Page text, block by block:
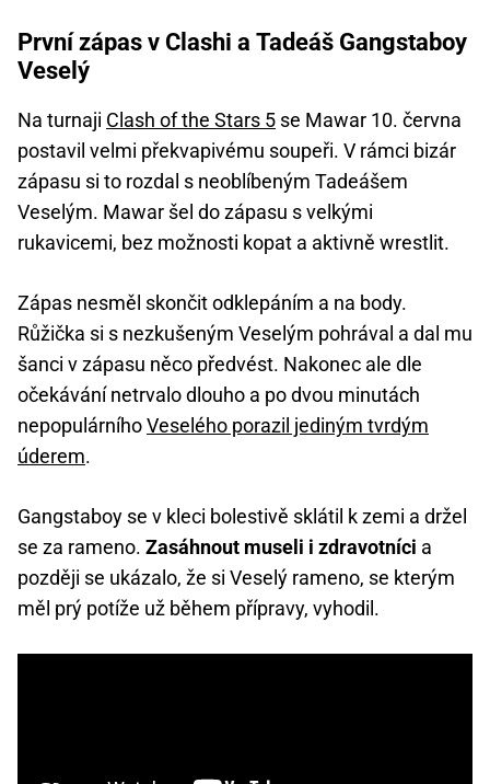
První zápas v Clashi a Tadeáš Gangstaboy
Veselý
Na turnaji Clash of the Stars 5 se Mawar 10. června
postavil velmi překvapivému soupeři. V rámci bizár
zápasu si to rozdal s neoblíbeným Tadeášem
Veselým. Mawar šel do zápasu s velkými
rukavicemi, bez možnosti kopat a aktivně wrestlit.
Zápas nesměl skončit odklepáním a na body.
Růžička si s nezkušeným Veselým pohrával a dal mu
šanci v zápasu něco předvést. Nakonec ale dle
očekávání netrvalo dlouho a po dvou minutách
nepopulárníhoVeselého porazil jediným tvrdým
úderem.
Gangstaboy se v kleci bolestivě sklátil k zemi a držel
se za rameno. Zasáhnout museli i zdravotníci a
později se ukázalo, že si Veselý rameno, se kterým
měl prý potíže už během přípravy, vyhodil.